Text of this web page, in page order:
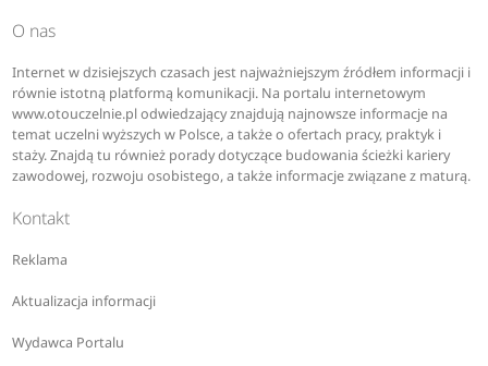
O nas
Internet w dzisiejszych czasach jest najważniejszym źródłem informacji i
równie istotną platformą komunikacji. Na portalu internetowym
www.otouczelnie.pl odwiedzający znajdują najnowsze informacje na
temat uczelni wyższych w Polsce, a także o ofertach pracy, praktyk i
staży. Znajdą tu również porady dotyczące budowania ścieżki kariery
zawodowej, rozwoju osobistego, a także informacje związane z maturą.
Kontakt
Reklama
Aktualizacja informacji
Wydawca Portalu